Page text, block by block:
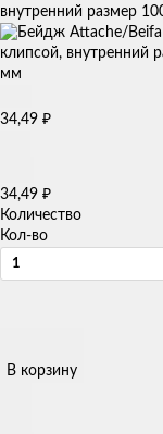
внутренний размер
34,49 ₽
34,49 ₽
Количество
Кол-во
В корзину